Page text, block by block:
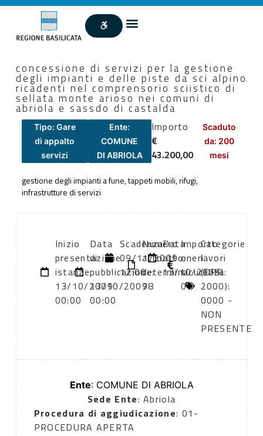
concessione di servizi per la gestione
degli impianti e delle piste da sci alpino
ricadenti nel comprensorio sciistico di
sellata monte arioso nei comuni di
abriola e sassdo di castalda
Tipo: Gare
di appalto
servizi
Ente:
COMUNE
DI ABRIOLA
Importo
€
43.200,00
Scaduto
da: 200
mesi
gestione degli impianti a fune, tappeti mobili, rifugi,
infrastrutture di servizi
Inizio
presentazione
istanze:
13/10/2009
00:00
Data
di
pubblicazione:
13/10/2009
00:00
Scadenza:
09/11/2009
12:00
Numero
atto:
determina
78
Data
atto:
13/10/2009
Importo
oneri
sicurezza:
0
Categorie
lavori
(DPR
2000):
0000 -
NON
PRESENTE
Ente: COMUNE DI ABRIOLA
Sede Ente: Abriola
Procedura di aggiudicazione: 01-
PROCEDURA APERTA